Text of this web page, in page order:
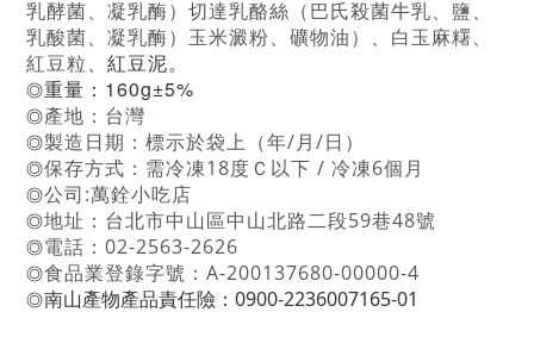
乳酵菌、凝乳酶） 切達乳酪絲（巴氏殺菌牛乳、鹽、
乳酸菌、凝乳酶）玉米澱粉、 礦物油）、白玉麻糬、
紅豆粒、 紅豆泥。
◎重量：160g±5%
◎產地：台灣
◎製造日期：標示於袋上（年/月/日）
◎保存方式：需冷凍18度Ｃ以下 / 冷凍6個月
◎公司:萬銓小吃店
◎地址：台北市中山區中山北路二段59巷48號
◎電話：02-2563-2626
◎食品業登錄字號：A-200137680-00000-4
◎南山產物產品責任險：0900-2236007165-01